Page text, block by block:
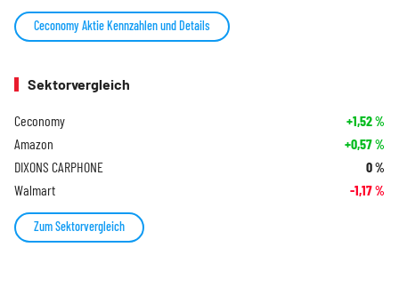
Ceconomy Aktie Kennzahlen und Details
Sektorvergleich
Ceconomy +1,52%
Amazon +0,57%
DIXONS CARPHONE 0%
Walmart -1,17%
Zum Sektorvergleich